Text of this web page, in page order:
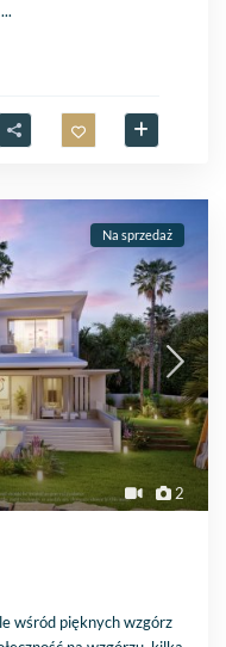
...
2
Na sprzedaż
wśród pięknych wzgórz